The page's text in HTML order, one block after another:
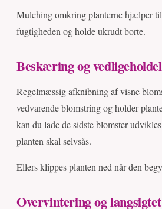
Mulching omkring planterne hjælper
fugtigheden og holde ukrudt borte.
Beskæring og
Regelmæssig afknibning af visne
vedvarende blomstring og holder
kan du lade de sidste blomster
planten skal selvsås.
Ellers klippes planten ned når den
Overvintering og